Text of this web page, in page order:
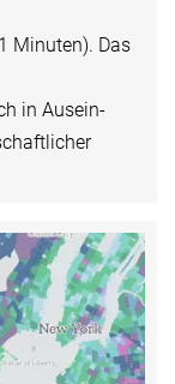
Minuten). Das
in Ausein­